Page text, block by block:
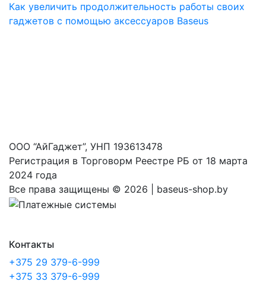
Как увеличить продолжительность работы своих
гаджетов с помощью аксессуаров Baseus
ООО “АйГаджет”, УНП 193613478
Регистрация в Торговорм Реестре РБ от 18 марта
2024 года
Все права защищены © 2026 | baseus-shop.by
Контакты
+375 29 379-6-999
+375 33 379-6-999